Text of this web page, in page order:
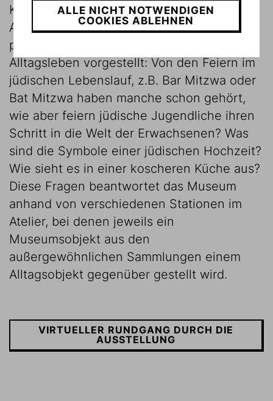
Kreativität und Vermittlung, sondern auch
Ausstellungsraum. Hier werden die
persönlichen Feste im jüdischen
Alltagsleben vorgestellt: Von den Feiern im
jüdischen Lebenslauf, z.B. Bar Mitzwa oder
Bat Mitzwa haben manche schon gehört,
wie aber feiern jüdische Jugendliche ihren
Schritt in die Welt der Erwachsenen? Was
sind die Symbole einer jüdischen Hochzeit?
Wie sieht es in einer koscheren Küche aus?
Diese Fragen beantwortet das Museum
anhand von verschiedenen Stationen im
Atelier, bei denen jeweils ein
Museumsobjekt aus den
außergewöhnlichen Sammlungen einem
Alltagsobjekt gegenüber gestellt wird.
VIRTUELLER RUNDGANG DURCH DIE
AUSSTELLUNG
ALLE NICHT NOTWENDIGEN
COOKIES ABLEHNEN